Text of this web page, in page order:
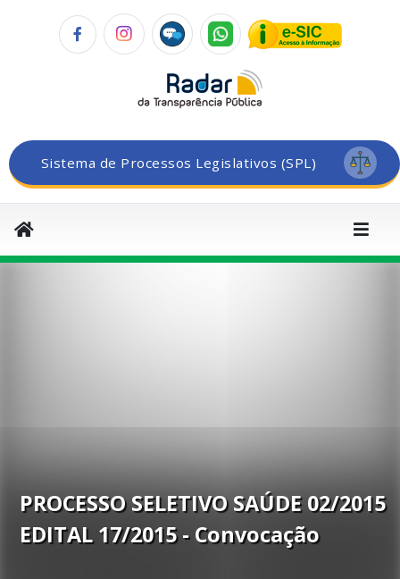
Sistema de Processos Legislativos (SPL)
PROCESSO SELETIVO SAÚDE 02/2015
EDITAL 17/2015 - Convocação